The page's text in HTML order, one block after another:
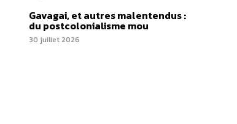
Gavagai, et autres malentendus :
du postcolonialisme mou
30 juillet 2026